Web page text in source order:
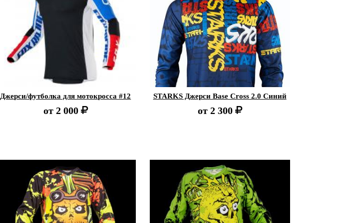
Джерси/футболка для мотокросса #12
от 2 000
STARKS Джерси Base Cross 2.0 Синий
от 2 300